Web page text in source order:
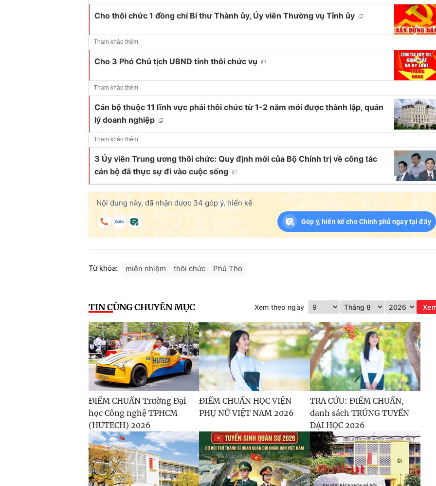
Cho thôi chức 1 đồng chí Bí thư Thành ủy, Ủy viên Thường vụ Tỉnh ủy
Tham khảo thêm
Cho 3 Phó Chủ tịch UBND tỉnh thôi chức vụ
Tham khảo thêm
Cán bộ thuộc 11 lĩnh vực phải thôi chức từ 1-2 năm mới được thành lập, quản
lý doanh nghiệp
Tham khảo thêm
3 Ủy viên Trung ương thôi chức: Quy định mới của Bộ Chính trị về công tác
cán bộ đã thực sự đi vào cuộc sống
Nội dung này, đã nhận được 34 góp ý, hiến kế
Góp ý, hiến kế cho Chính phủ ngay tại đây
Từ khóa: miễn nhiệm thôi chức Phú Thọ
TIN CÙNG CHUYÊN MỤC Xem theo ngày
ĐIỂM CHUẨN Trường Đại
học Công nghệ TPHCM
(HUTECH) 2026
ĐIỂM CHUẨN HỌC VIỆN
PHỤ NỮ VIỆT NAM 2026
TRA CỨU: ĐIỂM CHUẨN,
danh sách TRÚNG TUYỂN
ĐẠI HỌC 2026